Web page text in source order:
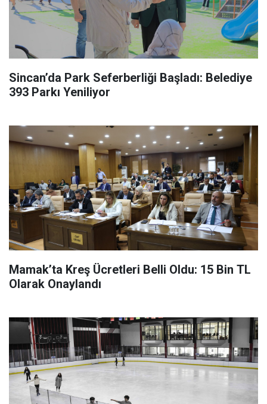
Sincan’da Park Seferberliği Başladı: Belediye
393 Parkı Yeniliyor
Mamak’ta Kreş Ücretleri Belli Oldu: 15 Bin TL
Olarak Onaylandı